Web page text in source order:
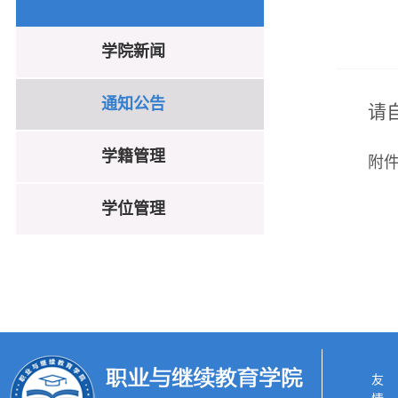
学院新闻
通知公告
学籍管理
学位管理
请
附